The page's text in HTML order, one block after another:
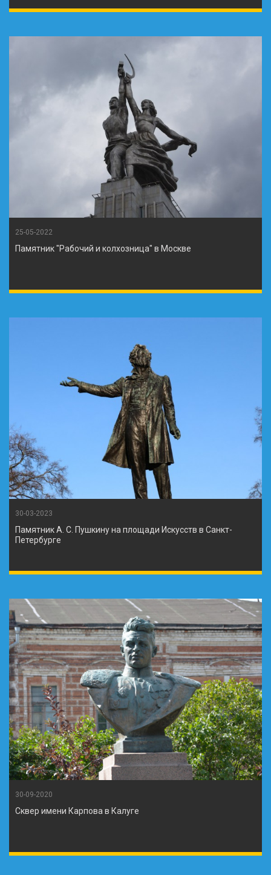
25-05-2022
Памятник "Рабочий и колхозница" в Москве
30-03-2023
Памятник А. С. Пушкину на площади Искусств в Санкт-
Петербурге
30-09-2020
Сквер имени Карпова в Калуге